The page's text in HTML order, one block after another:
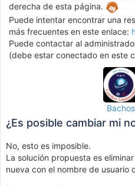
derecha de esta página.
Puede intentar encontrar una
más frecuentes en este enlace:
Puede contactar al
(debe estar conectado en este
Bachos
¿Es posible cambiar mi
No, esto es imposible.
La solución propuesta es
nueva con el nombre de usuario